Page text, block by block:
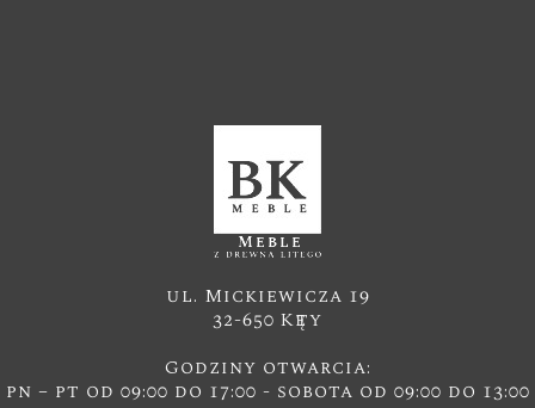
ul. Mickiewicza 19
32-650 Kęty
Godziny otwarcia:
pn – pt od 09:00 do 17:00 - sobota od 09:00 do 13:00